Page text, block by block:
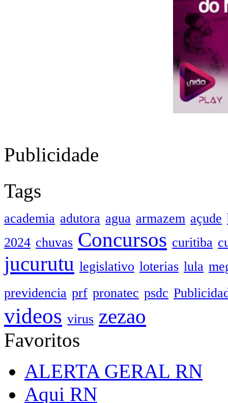
Publicidade
Tags
academia adutora agua armazem açude
2024 chuvas Concursos curitiba
jucurutu legislativo loterias lula
previdencia prf pronatec psdc
videos virus zezao
Favoritos
ALERTA GERAL RN
Aqui RN